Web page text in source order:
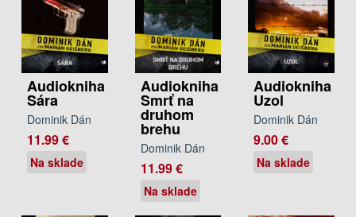
Audiokniha
Sára
Dominik Dán
11.99 €
Na sklade
Audiokniha
Smrť na
druhom
brehu
Dominik Dán
11.99 €
Na sklade
Audiokniha
Uzol
Dominik Dán
9.00 €
Na sklade